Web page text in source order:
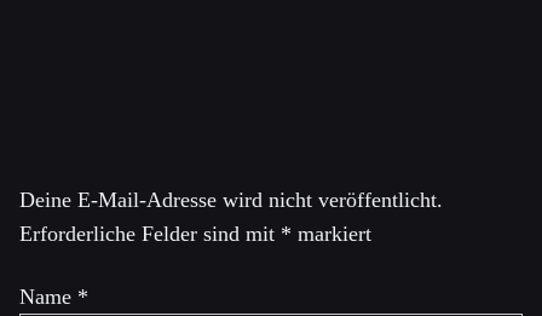
Deine E-Mail-Adresse wird nicht veröffentlicht.
Erforderliche Felder sind mit * markiert
Name *